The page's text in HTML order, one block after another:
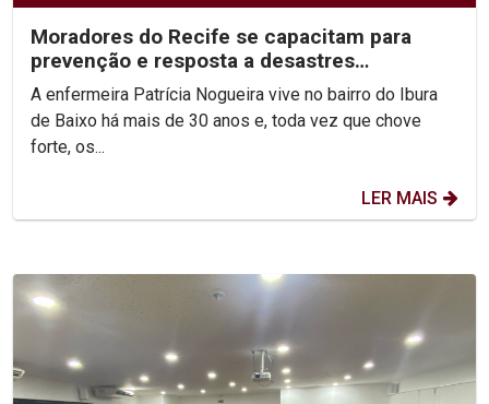
Moradores do Recife se capacitam para
prevenção e resposta a desastres
climáticos
A enfermeira Patrícia Nogueira vive no bairro do Ibura
de Baixo há mais de 30 anos e, toda vez que chove
forte, os...
LER MAIS